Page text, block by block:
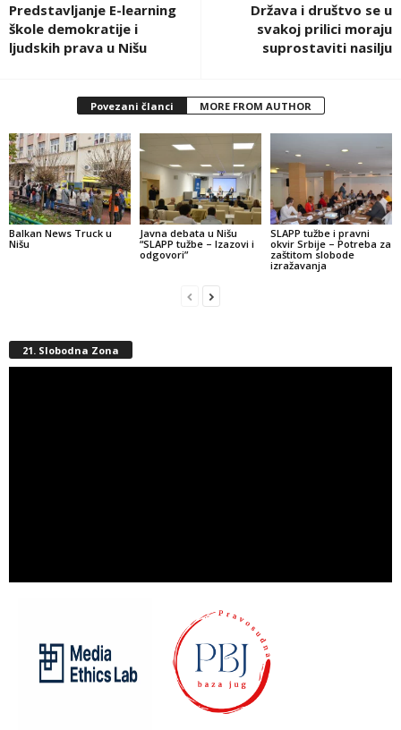
Predstavljanje E-learning
škole demokratije i
ljudskih prava u Nišu
Država i društvo se u
svakoj prilici moraju
suprostaviti nasilju
Povezani članci MORE FROM AUTHOR
Balkan News Truck u
Nišu
Javna debata u Nišu
“SLAPP tužbe – Izazovi i
odgovori”
SLAPP tužbe i pravni
okvir Srbije – Potreba za
zaštitom slobode
izražavanja
21. Slobodna Zona